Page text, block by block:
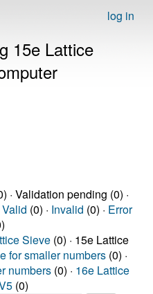
log in
15e Lattice
· Validation pending (0) ·
Valid (0) · Invalid (0) · Error
Sieve (0) · 15e Lattice
for smaller numbers (0) ·
numbers (0) · 16e Lattice
(0)